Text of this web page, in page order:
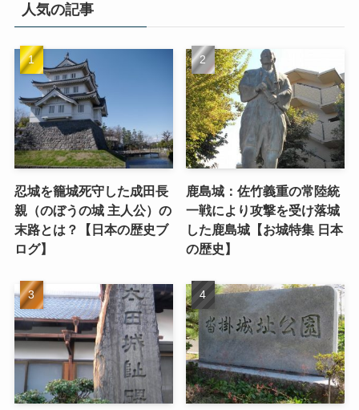
人気の記事
忍城を籠城死守した成田長
親（のぼうの城 主人公）の
末路とは？【日本の歴史ブ
ログ】
鹿島城：佐竹義重の常陸統
一戦により攻撃を受け落城
した鹿島城【お城特集 日本
の歴史】